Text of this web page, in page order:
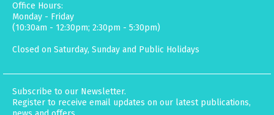
Office Hours:
Monday - Friday
(10:30am - 12:30pm; 2:30pm - 5:30pm)
Closed on Saturday, Sunday and Public Holidays
Subscribe to our Newsletter.
Register to receive email updates on our latest publications,